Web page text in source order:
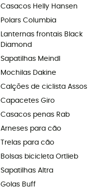
Casacos Helly Hansen
Polars Columbia
Lanternas frontais Black
Diamond
Sapatilhas Meindl
Mochilas Dakine
Calções de ciclista Assos
Capacetes Giro
Casacos penas Rab
Arneses para cão
Trelas para cão
Bolsas bicicleta Ortlieb
Sapatilhas Altra
Golas Buff